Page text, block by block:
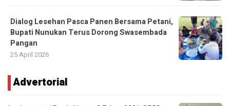
Dialog Lesehan Pasca Panen Bersama Petani,
Bupati Nunukan Terus Dorong Swasembada
Pangan
25 April 2026
Advertorial